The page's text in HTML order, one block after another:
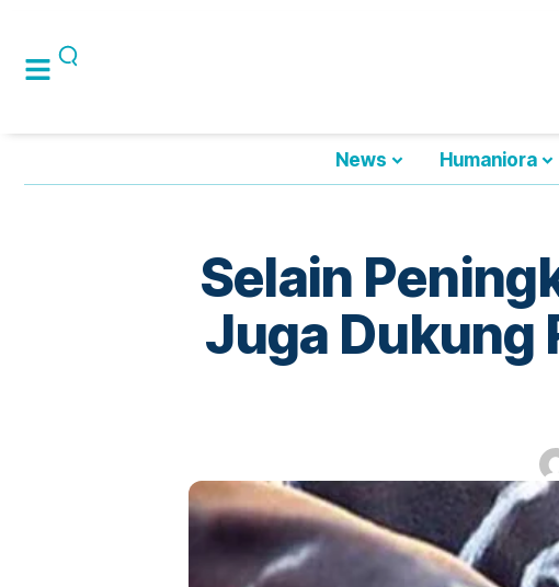
News Humaniora
Selain
Juga Dukung